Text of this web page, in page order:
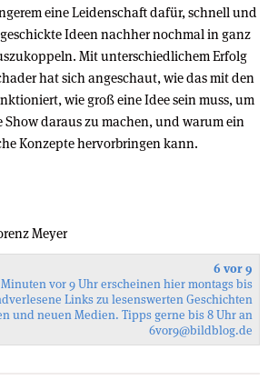
eine Leidenschaft dafür, schnell und
Ideen nachher nochmal in ganz
Mit unterschiedlichem Erfolg
hat sich angeschaut, wie das mit den
wie groß eine Idee sein muss, um
daraus zu machen, und warum ein
Konzepte hervorbringen kann.
Meyer
6 vor 9
Minuten vor 9 Uhr erscheinen hier montags bis
Links zu lesenswerten Geschichten
und neuen Medien. Tipps gerne bis 8 Uhr an
6vor9@bildblog.de